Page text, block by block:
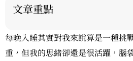
文章重點
每晚入睡其實對我來說算是一種挑
重，但我的思緒卻還是很活躍，腦